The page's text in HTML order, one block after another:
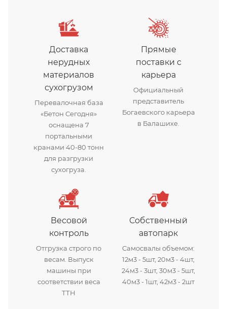
Доставка
нерудных
материалов
сухогрузом
Перевалочная база
«Бетон Сегодня»
оснащена 7
портальными
кранами 40-80 тонн
для разгрузки
сухогруза.
Прямые
поставки с
карьера
Официальный
представитель
Богаевского карьера
в Балашихе.
Весовой
контроль
Отгрузка строго по
весам. Выпуск
машины при
соответствии веса
ТТН
Собственный
автопарк
Самосвалы объемом:
12м3 - 5шт, 20м3 - 4шт,
24м3 - 3шт, 30м3 - 5шт,
40м3 - 1шт, 42м3 - 2шт